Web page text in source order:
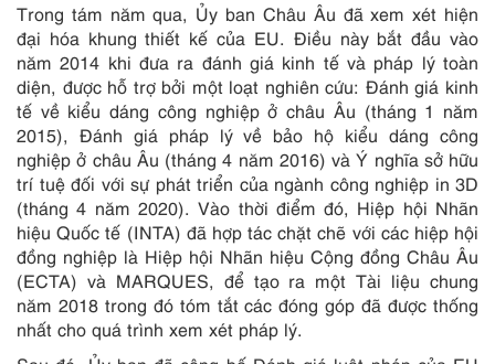
Trong tám năm qua, Ủy ban Châu Âu đã xem xét hiện
đại hóa khung thiết kế của EU. Điều này bắt đầu vào
năm 2014 khi đưa ra đánh giá kinh tế và pháp lý toàn
diện, được hỗ trợ bởi một loạt nghiên cứu: Đánh giá kinh
tế về kiểu dáng công nghiệp ở châu Âu (tháng 1 năm
2015), Đánh giá pháp lý về bảo hộ kiểu dáng công
nghiệp ở châu Âu (tháng 4 năm 2016) và Ý nghĩa sở hữu
trí tuệ đối với sự phát triển của ngành công nghiệp in 3D
(tháng 4 năm 2020). Vào thời điểm đó, Hiệp hội Nhãn
hiệu Quốc tế (INTA) đã hợp tác chặt chẽ với các hiệp hội
đồng nghiệp là Hiệp hội Nhãn hiệu Cộng đồng Châu Âu
(ECTA) và MARQUES, để tạo ra một Tài liệu chung
năm 2018 trong đó tóm tắt các đóng góp đã được thống
nhất cho quá trình xem xét pháp lý.